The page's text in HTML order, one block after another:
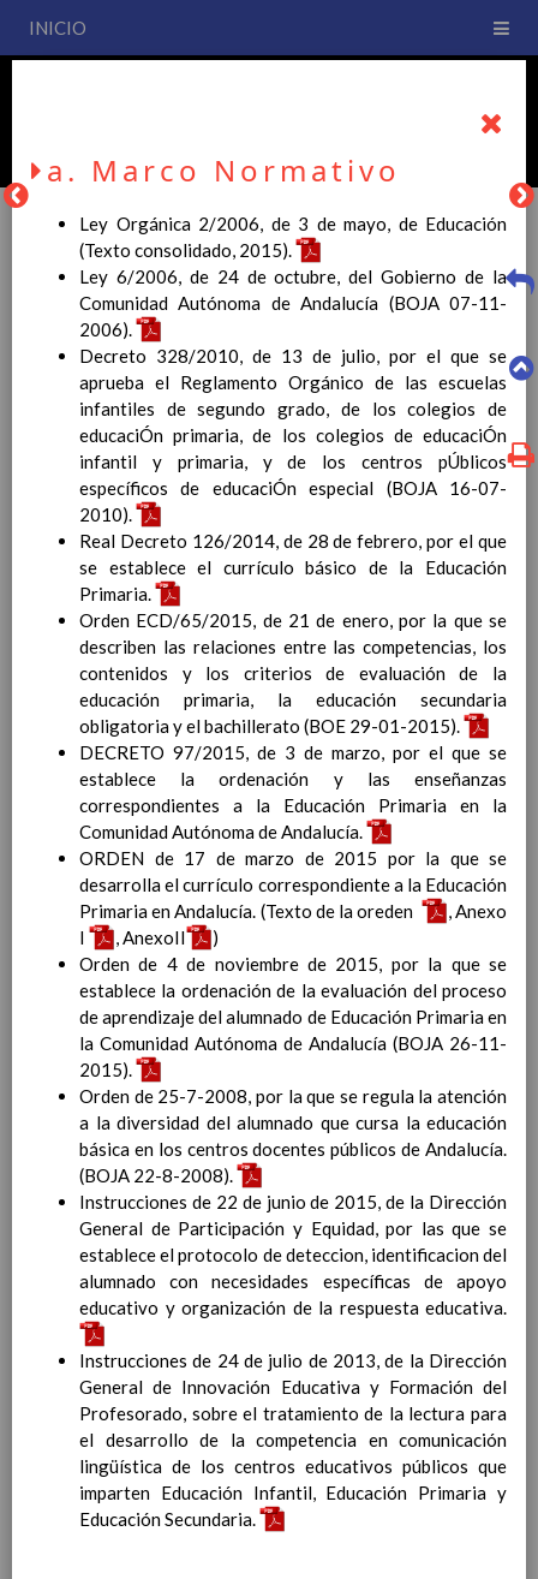
INICIO
PLAN DE CENTRO
La entrada en vigor del Real Decreto 126/2014, de 28 de
febrero, por el que se establece el currículo básico de la
Educación Primaria, se ha hecho necesario la revisión y
adecuación de nuestro Plan de Centro a esta normativa, el cual
usted podrá consultar desde este sitio web.
Esperamos que sea de su interés.
Contenido
IntroducciÃ³n
AnÃ¡lisis del Contexto
Proyecto Educativo
Marco Normativo
Objetivos propios para la mejora del rendimiento
escolar
LÃ­neas generales de actuaciÃ³n pedagÃ³gica
CoordinaciÃ³n y concreciÃ³n de los contenidos
curriculares, asÃ­ como el tratamiento transversal
en las Ã¡reas de la educaciÃ³n en valores y otras
enseÃ±anzas
EducaciÃ³n Infantil (Segundo Ciclo)
noviembre 2019
Objetivos generales 15 noviembre 2019
InterrelaciÃ³n de las inteligencias
mÃºltiples con los objetivos generales
y de Ã¡reas curriculares.
Competencias bÃ¡sicas
ProgramaciÃ³n y relaciÃ³n de los
elementos curriculares del 2Âº ciclo de
e. Infantil
15 noviembre 2019
EvaluaciÃ³n 15 noviembre 2019
InterrelaciÃ³n familiar-centro
AtenciÃ³n a la diversidad
15 noviembre
2019
Proyecto curricular de ReligiÃ³n
CatÃ³lica en Segundo Ciclo de Infantil
ConcreciÃ³n curricular para la
etapa
15 noviembre 2019
Ãrea III: Lenguajes:
a. Marco Normativo
Ley Orgánica 2/2006, de 3 de mayo, de Educación
(Texto consolidado, 2015).
Ley 6/2006, de 24 de octubre, del Gobierno de la
Comunidad Autónoma de Andalucía (BOJA 07-11-
2006).
Decreto 328/2010, de 13 de julio, por el que se
aprueba el Reglamento Orgánico de las escuelas
infantiles de segundo grado, de los colegios de
educaciÓn primaria, de los colegios de educaciÓn
infantil y primaria, y de los centros pÚblicos
específicos de educaciÓn especial (BOJA 16-07-
2010).
Real Decreto 126/2014, de 28 de febrero, por el que
se establece el currículo básico de la Educación
Primaria.
Orden ECD/65/2015, de 21 de enero, por la que se
describen las relaciones entre las competencias, los
contenidos y los criterios de evaluación de la
educación primaria, la educación secundaria
obligatoria y el bachillerato (BOE 29-01-2015).
DECRETO 97/2015, de 3 de marzo, por el que se
establece la ordenación y las enseñanzas
correspondientes a la Educación Primaria en la
Comunidad Autónoma de Andalucía.
ORDEN de 17 de marzo de 2015 por la que se
desarrolla el currículo correspondiente a la Educación
Primaria en Andalucía. (Texto de la oreden
, Anexo
I
, AnexoII
)
Orden de 4 de noviembre de 2015, por la que se
establece la ordenación de la evaluación del proceso
de aprendizaje del alumnado de Educación Primaria en
la Comunidad Autónoma de Andalucía (BOJA 26-11-
2015).
Orden de 25-7-2008, por la que se regula la atención
a la diversidad del alumnado que cursa la educación
básica en los centros docentes públicos de Andalucía.
(BOJA 22-8-2008).
Instrucciones de 22 de junio de 2015, de la Dirección
General de Participación y Equidad, por las que se
establece el protocolo de deteccion, identificacion del
alumnado con necesidades específicas de apoyo
educativo y organización de la respuesta educativa.
Instrucciones de 24 de julio de 2013, de la Dirección
General de Innovación Educativa y Formación del
Profesorado, sobre el tratamiento de la lectura para
el desarrollo de la competencia en comunicación
lingüística de los centros educativos públicos que
imparten Educación Infantil, Educación Primaria y
Educación Secundaria.